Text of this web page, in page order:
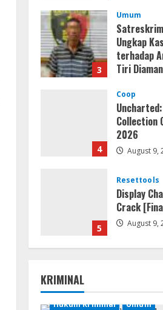
Coop
Collection
2026
Resettools
Display
Crack
Coop
The
Update
Desktop
August 9,
CAMRip
Torr𝐞nt
KRIMINAL
Hukum Kriminal Umum